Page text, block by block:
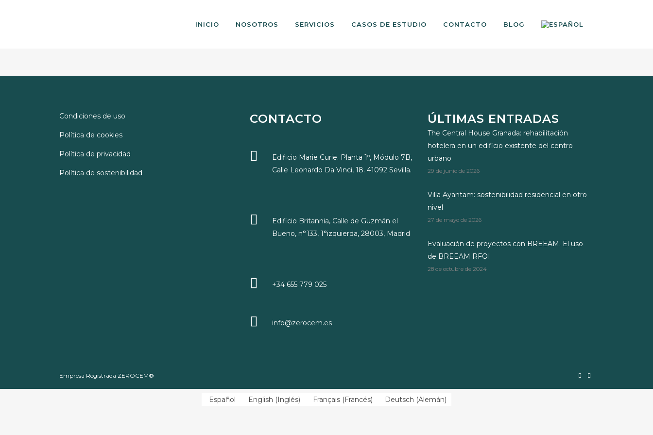
INICIO NOSOTROS SERVICIOS CASOS DE ESTUDIO CONTACTO BLOG
Condiciones de uso
Política de cookies
Política de privacidad
Política de sostenibilidad
CONTACTO
Edificio Marie Curie. Planta 1º, Módulo 7B,
Calle Leonardo Da Vinci, 18. 41092 Sevilla.
Edificio Britannia, Calle de Guzmán el
Bueno, n°133, 1°izquierda, 28003, Madrid
+34 655 779 025
info@zerocem.es
ÚLTIMAS ENTRADAS
The Central House Granada: rehabilitación
hotelera en un edificio existente del centro
urbano
29 de junio de 2026
Villa Ayantam: sostenibilidad residencial en otro
nivel
27 de mayo de 2026
Evaluación de proyectos con BREEAM. El uso
de BREEAM RFOI
28 de octubre de 2024
Empresa Registrada ZEROCEM®
Español English ( Inglés) Français(Francés) Deutsch (Alemán)